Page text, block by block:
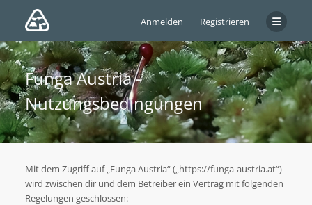
Anmelden Registrieren
Funga Austria -
Nutzungsbedingungen
Mit dem Zugriff auf „Funga Austria“ („https://funga-austria.at“)
wird zwischen dir und dem Betreiber ein Vertrag mit folgenden
Regelungen geschlossen: